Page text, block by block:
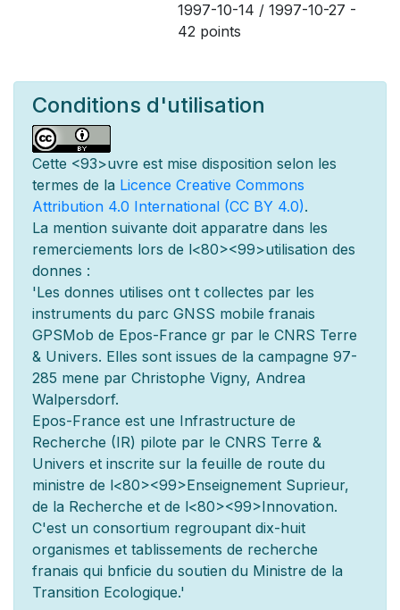
1997-10-14 / 1997-10-27 -
42 points
Conditions d'utilisation
Cette <93>uvre est mise disposition selon les
termes de la Licence Creative Commons
Attribution 4.0 International (CC BY 4.0).
La mention suivante doit apparatre dans les
remerciements lors de l<80><99>utilisation des
donnes :
'Les donnes utilises ont t collectes par les
instruments du parc GNSS mobile franais
GPSMob de Epos-France gr par le CNRS Terre
& Univers. Elles sont issues de la campagne 97-
285 mene par Christophe Vigny, Andrea
Walpersdorf.
Epos-France est une Infrastructure de
Recherche (IR) pilote par le CNRS Terre &
Univers et inscrite sur la feuille de route du
ministre de l<80><99>Enseignement Suprieur,
de la Recherche et de l<80><99>Innovation.
C'est un consortium regroupant dix-huit
organismes et tablissements de recherche
franais qui bnficie du soutien du Ministre de la
Transition Ecologique.'